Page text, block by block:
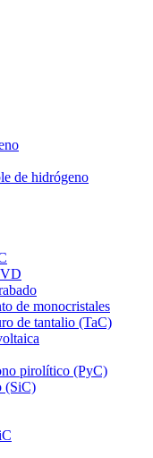
de hidrógeno
de monocristales
de tantalio (TaC)
pirolítico (PyC)
(SiC)